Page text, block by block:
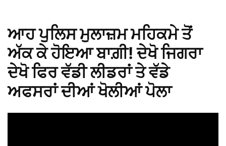
ਆਹ ਪੁਲਿਸ ਮੁਲਾਜ਼ਮ ਮਹਿਕਮੇ ਤੋਂ
ਅੱਕ ਕੇ ਹੋਇਆ ਬਾਗ਼ੀ! ਦੇਖੋ ਜਿਗਰਾ
ਦੇਖੋ ਫਿਰ ਵੱਡੀ ਲੀਡਰਾਂ ਤੇ ਵੱਡੇ
ਅਫਸਰਾਂ ਦੀਆਂ ਖੋਲੀਆਂ ਪੋਲਾ